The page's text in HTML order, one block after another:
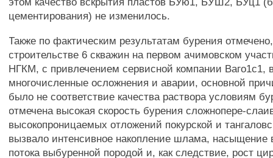
цементирования) не изменилось.
Также по фактическим результатам бурения
строительстве 6 скважин на первом ачимовском
НГКМ, с привлечением сервисной компании Ваго1с1,
многочисленные осложнения и аварии, основной
было не соответствие качества раствора условиям
отмечена высокая скорость бурения сложнопере-
высокопроницаемых отложений покурской и
вызвало интенсивное накопление шлама, насыщение
потока выбуренной породой и, как следствие, рост